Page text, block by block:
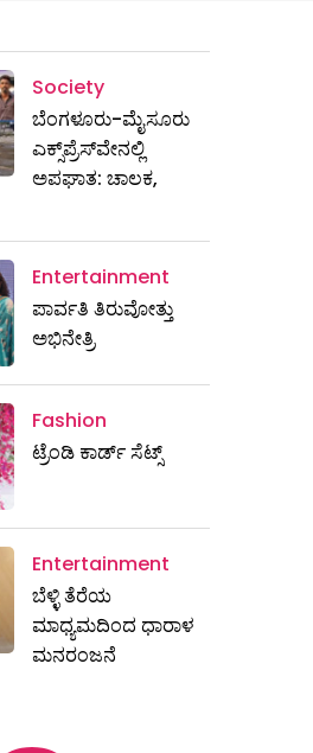
Society
ಬೆಂಗಳೂರು-ಮೈಸೂರು
ಎಕ್ಸ್​ಪ್ರೆಸ್‌ವೇನಲ್ಲಿ
ಅಪಘಾತ: ಚಾಲಕ,
Entertainment
ಪಾರ್ವತಿ ತಿರುವೋತ್ತು
ಅಭಿನೇತ್ರಿ
Fashion
ಟ್ರೆಂಡಿ ಕಾರ್ಡ್‌ ಸೆಟ್ಸ್
Entertainment
ಬೆಳ್ಳಿ ತೆರೆಯ
ಮಾಧ್ಯಮದಿಂದ ಧಾರಾಳ
ಮನರಂಜನೆ